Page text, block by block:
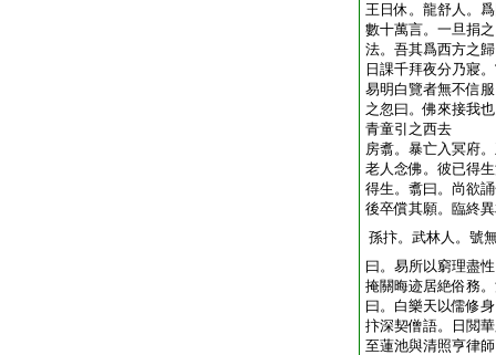
王日休。龍舒人。
數十萬言。一旦捐
法。吾其爲西方之
日課千拜夜分乃寢
易明白覽者無不信
之忽曰。佛來接我
青童引之西去
房翥。暴亡入冥府
老人念佛。彼已得
得生。翥曰。尚欲
後卒償其願。臨終
孫抃。武林人。號
曰。易所以窮理盡
掩關晦迹居絶俗務
曰。白樂天以儒修
抃深契僧語。日閲
至蓮池與清照亨律